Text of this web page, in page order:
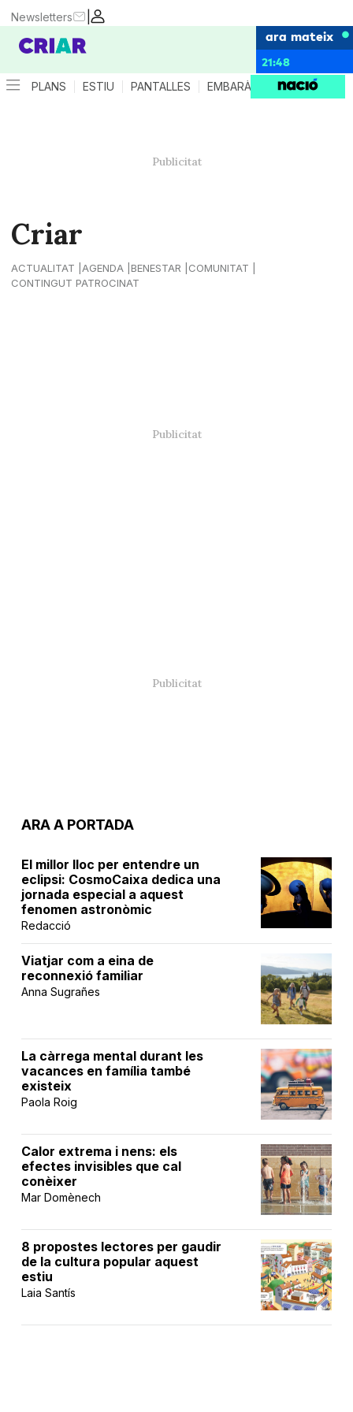
|
Newsletters
ara mateix
21:48
PLANS ESTIU PANTALLES EMBARÀS CRIANÇA
Criar
ACTUALITAT AGENDA BENESTAR
COMUNITAT
CONTINGUT PATROCINAT
ARA A PORTADA
El millor lloc per entendre un
eclipsi: CosmoCaixa dedica una
jornada especial a aquest
fenomen astronòmic
Redacció
Viatjar com a eina de
reconnexió familiar
Anna Sugrañes
La càrrega mental durant les
vacances en família també
existeix
Paola Roig
Calor extrema i nens: els
efectes invisibles que cal
conèixer
Mar Domènech
8 propostes lectores per gaudir
de la cultura popular aquest
estiu
Laia Santís